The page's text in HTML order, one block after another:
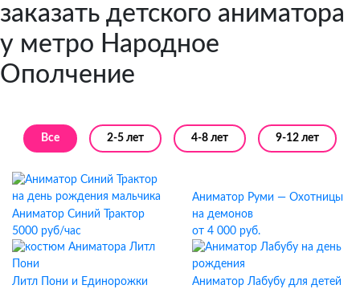
заказать детского аниматора
у метро Народное
Ополчение
Все 2-5 лет 4-8 лет 9-12 лет
Аниматор Синий Трактор
5000 руб/час
Аниматор Руми — Охотницы
на демонов
от 4 000 руб.
Литл Пони и Единорожки
Аниматор Лабубу для детей